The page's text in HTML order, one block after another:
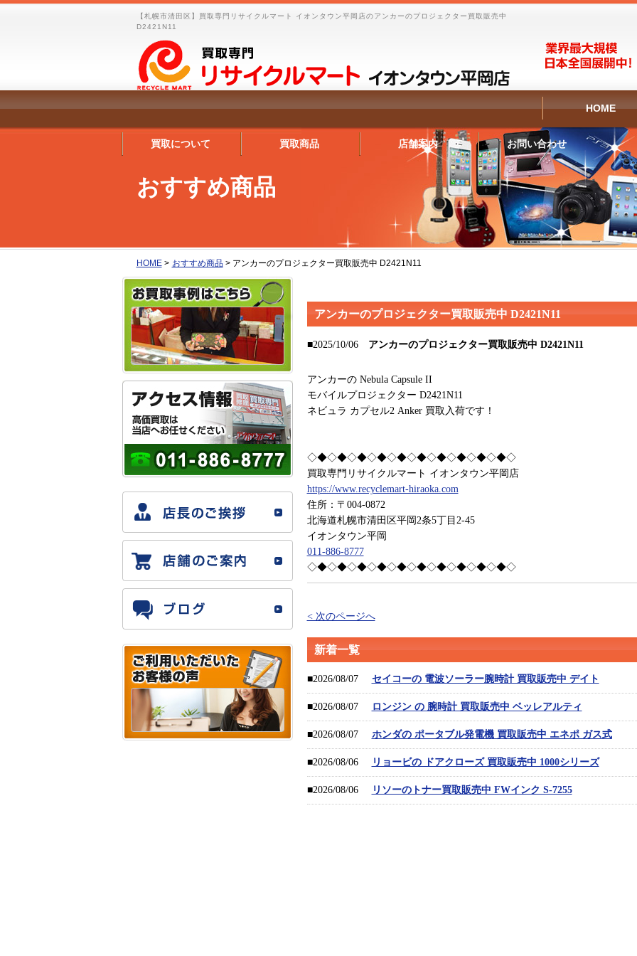
【札幌市清田区】買取専門リサイクルマート イオンタウン平岡店のアンカーのプロジェクター買取販売中
D2421N11
HOME
買取について 買取商品 店舗案内 お問い合わせ
おすすめ商品
HOME> おすすめ商品> アンカーのプロジェクター買取販売中 D2421N11
アンカーのプロジェクター買取販売中 D2421N11
■2025/10/06 アンカーのプロジェクター買取販売中 D2421N11
アンカーの Nebula Capsule II
モバイルプロジェクター D2421N11
ネビュラ カプセル2 Anker 買取入荷です！
◇◆◇◆◇◆◇◆◇◆◇◆◇◆◇◆◇◆◇◆◇
買取専門リサイクルマート イオンタウン平岡店
https://www.recyclemart-hiraoka.com
住所：〒004-0872
北海道札幌市清田区平岡2条5丁目2-45
イオンタウン平岡
011-886-8777
◇◆◇◆◇◆◇◆◇◆◇◆◇◆◇◆◇◆◇◆◇
< 次のページへ
新着一覧
■2026/08/07 セイコーの 電波ソーラー腕時計 買取販売中 デイト
■2026/08/07 ロンジン の 腕時計 買取販売中 ベッレアルティ
■2026/08/07 ホンダの ポータブル発電機 買取販売中 エネポ ガス式
■2026/08/06 リョービの ドアクローズ 買取販売中 1000シリーズ
■2026/08/06 リソーのトナー買取販売中 FWインク S-7255